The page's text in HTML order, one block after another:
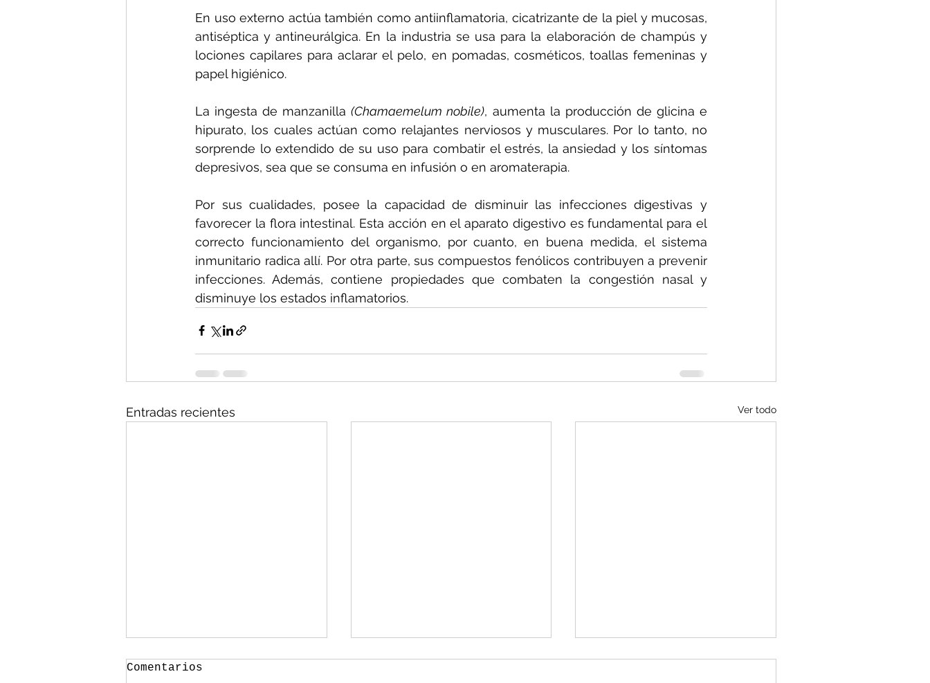
En uso externo actúa también como antiinflamatoria, cicatrizante de la piel y mucosas,
antiséptica y antineurálgica. En la industria se usa para la elaboración de champús y
lociones capilares para aclarar el pelo, en pomadas, cosméticos, toallas femeninas y
papel higiénico.
La ingesta de manzanilla (Chamaemelum nobile), aumenta la producción de glicina e
hipurato, los cuales actúan como relajantes nerviosos y musculares. Por lo tanto, no
sorprende lo extendido de su uso para combatir el estrés, la ansiedad y los síntomas
depresivos, sea que se consuma en infusión o en aromaterapia.
Por sus cualidades, posee la capacidad de disminuir las infecciones digestivas y
favorecer la flora intestinal. Esta acción en el aparato digestivo es fundamental para el
correcto funcionamiento del organismo, por cuanto, en buena medida, el sistema
inmunitario radica allí. Por otra parte, sus compuestos fenólicos contribuyen a prevenir
infecciones. Además, contiene propiedades que combaten la congestión nasal y
disminuye los estados inflamatorios.
Entradas recientes Ver todo
Comentarios